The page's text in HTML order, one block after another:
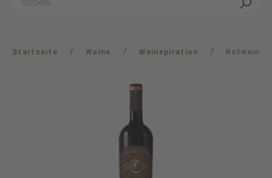
Startseite / Weine / Weinspiration / Rotwein